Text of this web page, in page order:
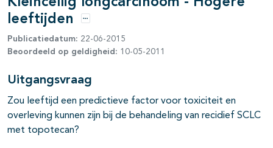
open- en dichtklappen
leeftijden
Opties
Publicatiedatum: 22-06-2015
Beoordeeld op geldigheid: 10-05-2011
Uitgangsvraag
Zou leeftijd een predictieve factor voor toxiciteit en
overleving kunnen zijn bij de behandeling van recidief SCLC
met topotecan?